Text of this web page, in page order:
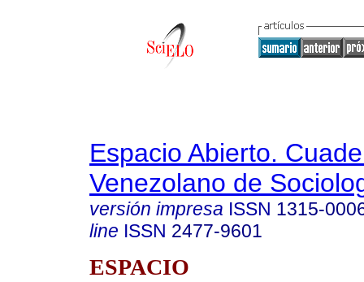
Espacio Abierto.
Venezolano de
versión impresa ISSN 1315-
line ISSN 2477-9601
ESPACIO